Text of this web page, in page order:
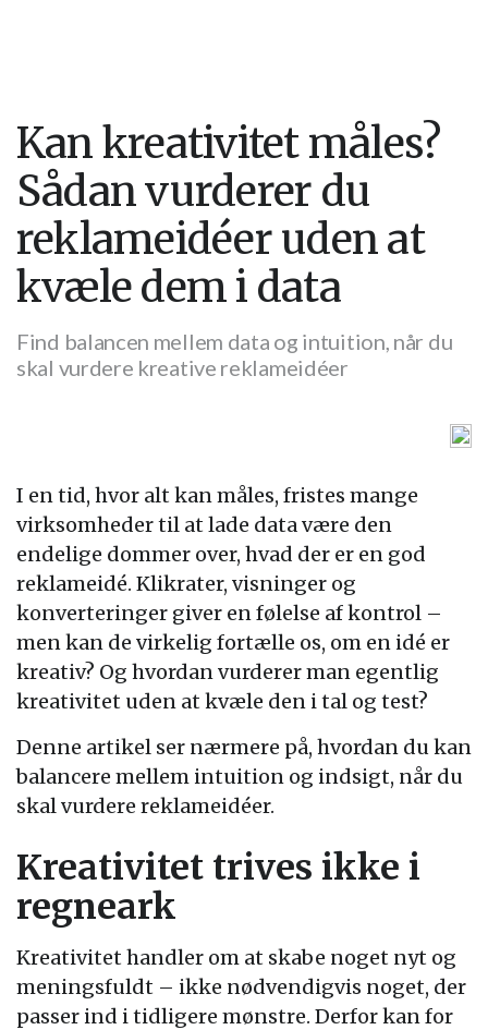
Kan kreativitet måles?
Sådan vurderer du
reklameidéer uden at
kvæle dem i data
Find balancen mellem data og intuition, når du
skal vurdere kreative reklameidéer
I en tid, hvor alt kan måles, fristes mange
virksomheder til at lade data være den
endelige dommer over, hvad der er en god
reklameidé. Klikrater, visninger og
konverteringer giver en følelse af kontrol –
men kan de virkelig fortælle os, om en idé er
kreativ? Og hvordan vurderer man egentlig
kreativitet uden at kvæle den i tal og test?
Denne artikel ser nærmere på, hvordan du kan
balancere mellem intuition og indsigt, når du
skal vurdere reklameidéer.
Kreativitet trives ikke i
regneark
Kreativitet handler om at skabe noget nyt og
meningsfuldt – ikke nødvendigvis noget, der
passer ind i tidligere mønstre. Derfor kan for